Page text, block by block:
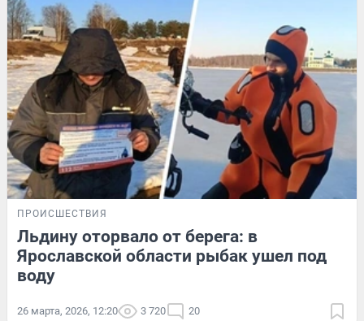
ПРОИСШЕСТВИЯ
Льдину оторвало от берега: в
Ярославской области рыбак ушел под
воду
26 марта, 2026, 12:20 3 720 20